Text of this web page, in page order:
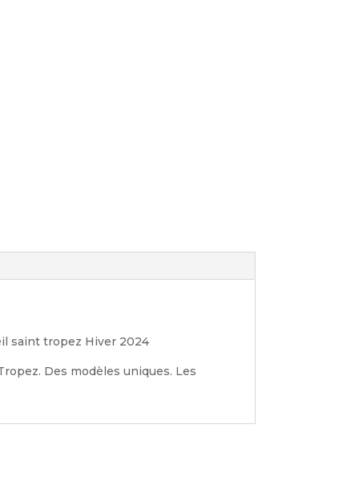
saint tropez Hiver 2024
Des modèles uniques. Les